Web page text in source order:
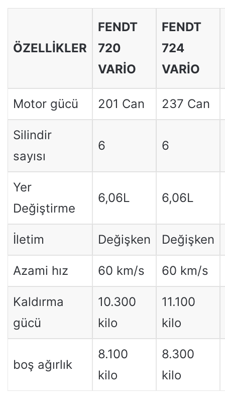
ÖZELLIKLER
FENDT
720
VARIO
FENDT
724
VARIO
Motor gücü 201 Can 237 Can
Silindir
sayısı
6 6
Yer
Değiştirme
6,06L 6,06L
İletim Değişken Değişken
Azami hız 60 km/s 60 km/s
Kaldırma
gücü
10.300
kilo
11.100
kilo
boş ağırlık
8.100
kilo
8.300
kilo